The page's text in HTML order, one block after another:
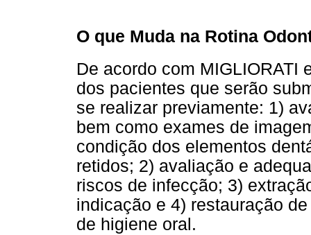
O que Muda na Rotina
De acordo com MIGLIORATI
dos pacientes que serão
se realizar previamente: 1)
bem como exames de
condição dos elementos
retidos; 2) avaliação e
riscos de infecção; 3)
indicação e 4) restauração
de higiene oral.